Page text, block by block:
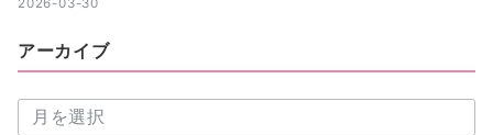
2026-03-30
アーカイブ